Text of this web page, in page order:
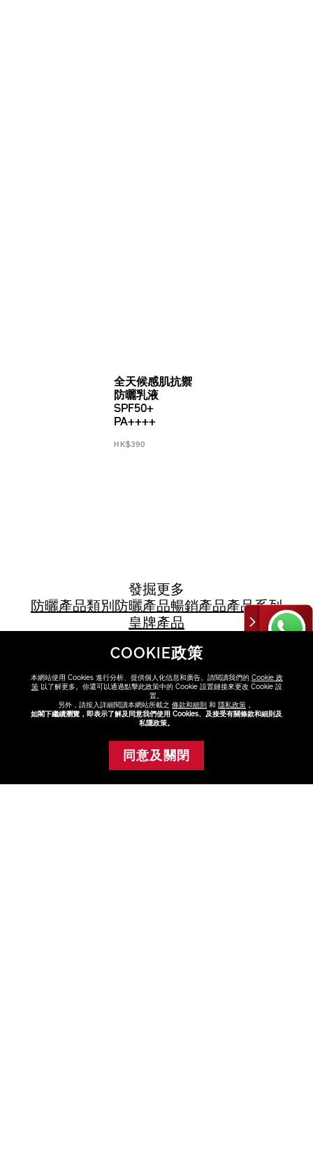
全天候感肌抗禦
防曬乳液
SPF50+
PA++++
HK$390
發掘更多
防曬產品類別 防曬產品暢銷產品產品系列
皇牌產品
COOKIE政策
本網站使用 Cookies 進行分析、提供個人化信息和廣告。請閱讀我們的 Cookie 政
策以了解更多。你還可以通過點擊此政策中的 Cookie 設置鏈接來更改 Cookie 設
置。
另外，請按入詳細閱讀本網站所載之 條款和細則 和 隱私政策 。
如閣下繼續瀏覽，即表示了解及同意我們使用 Cookies、及接受有關條款和細則及
私隱政策。
同意及關閉
FAQ
點擊FAQ了解更多